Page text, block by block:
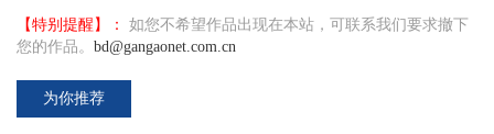
【特别提醒】：
如您不希望作品出现在本站，可联系我们要求撤下
您的作品。 bd@gangaonet.com.cn
为你推荐